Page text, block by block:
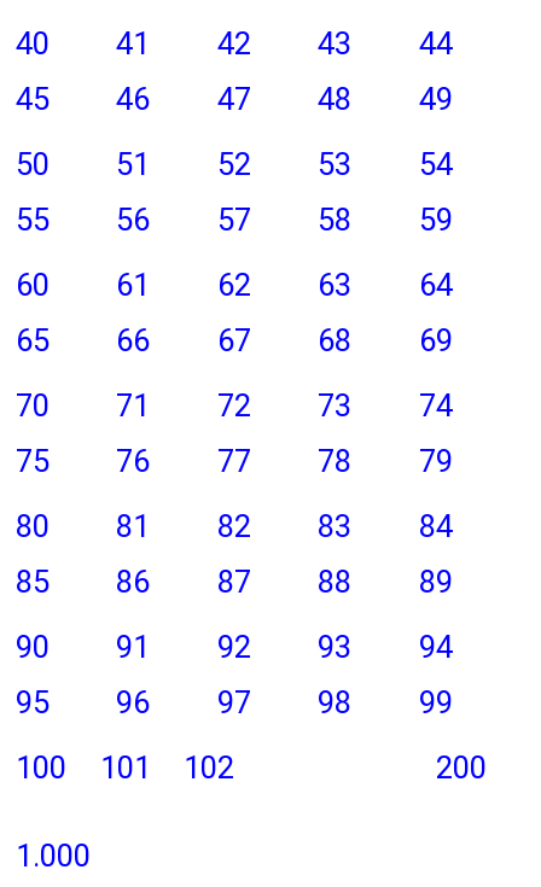
40
41 42 43
44
45
46 47 48
49
50
51 52 53
54
55
56 57 58
59
60
61 62 63
64
65
66 67 68
69
70
71 72 73
74
75
76 77 78
79
80
81 82 83
84
85
86 87 88
89
90
91 92 93
94
95
96 97 98
99
100
101 102 200
1.000